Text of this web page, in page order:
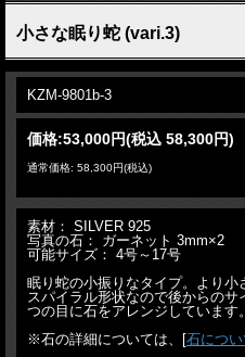
小さな眠り蛇 (vari.3)
KZM-9801b-3
価格:53,000円(税込 58,300円)
通常価格: 58,300円(税込)
素材： SILVER 925
写真の石： ガーネット 3mm×2
可能サイズ： 4号～17号
眠り蛇の小振りなタイプ。より小
スパイラル形状なので後からの
つの目に石をアレンジしています。
※石の詳細については、[石につい